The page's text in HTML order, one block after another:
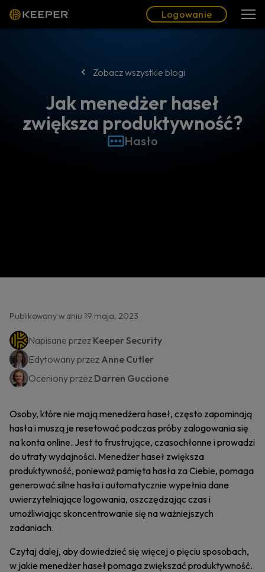
Logowanie
Zobacz wszystkie blogi
Jak menedżer haseł
zwiększa produktywność?
Hasło
Publikowany w dniu 19 maja, 2023
Napisane przez Keeper Security
Edytowany przez Anne Cutler
Oceniony przez Darren Guccione
Osoby, które nie mają menedżera haseł, często zapominają
hasła i muszą je resetować podczas próby zalogowania się
na konta online. Jest to frustrujące, czasochłonne i prowadzi
do utraty wydajności. Menedżer haseł zwiększa
produktywność, ponieważ pamięta hasła za Ciebie, pomaga
generować silne hasła i automatycznie wypełnia dane
uwierzytelniające logowania, oszczędzając czas i
umożliwiając skoncentrowanie się na ważniejszych
zadaniach.
Czytaj dalej, aby dowiedzieć się więcej o pięciu sposobach,
w jakie menedżer haseł pomaga zwiększać produktywność.